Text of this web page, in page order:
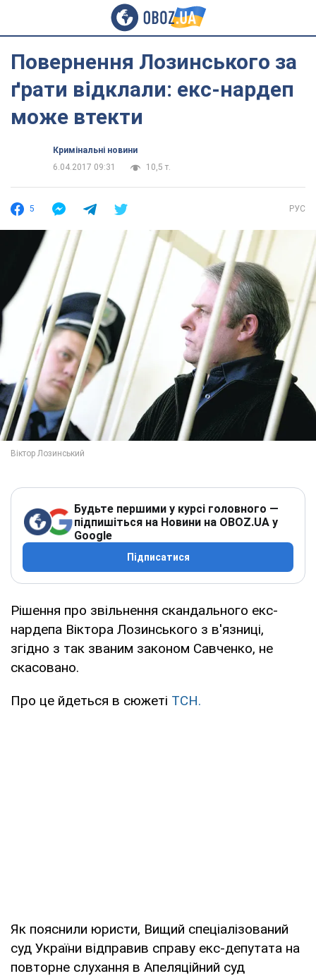
Повернення Лозинського за
ґрати відклали: екс-нардеп
може втекти
Кримінальні новини
6.04.2017 09:31
10,5 т.
5 РУС
Будьте першими у курсі головного —
підпишіться на Новини на OBOZ.UA у
Google
Підписатися
Рішення про звільнення скандального екс-
нардепа Віктора Лозинського з в'язниці,
згідно з так званим законом Савченко, не
скасовано.
Про це йдеться в сюжеті ТСН.
Як пояснили юристи, Вищий спеціалізований
суд України відправив справу екс-депутата на
повторне слухання в Апеляційний суд